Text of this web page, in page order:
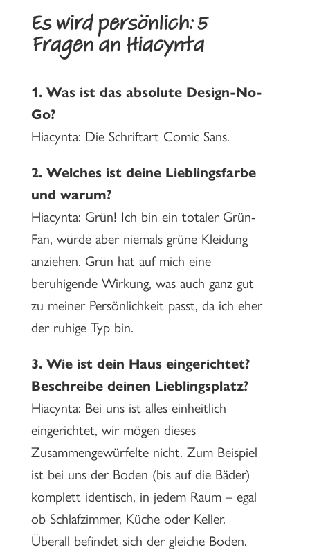
Es wird persönlich: 5
Fragen an Hiacynta
1. Was ist das absolute Design-No-
Go?
Hiacynta: Die Schriftart Comic Sans.
2. Welches ist deine Lieblingsfarbe
und warum?
Hiacynta: Grün! Ich bin ein totaler Grün-
Fan, würde aber niemals grüne Kleidung
anziehen. Grün hat auf mich eine
beruhigende Wirkung, was auch ganz gut
zu meiner Persönlichkeit passt, da ich eher
der ruhige Typ bin.
3. Wie ist dein Haus eingerichtet?
Beschreibe deinen Lieblingsplatz?
Hiacynta: Bei uns ist alles einheitlich
eingerichtet, wir mögen dieses
Zusammengewürfelte nicht. Zum Beispiel
ist bei uns der Boden (bis auf die Bäder)
komplett identisch, in jedem Raum – egal
ob Schlafzimmer, Küche oder Keller.
Überall befindet sich der gleiche Boden.